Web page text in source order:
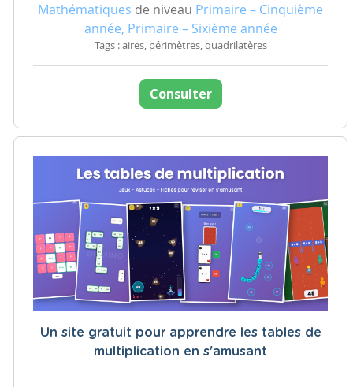
Mathématiques de niveau Primaire – Cinquième
année, Primaire – Sixième année
Tags : aires, périmètres, quadrilatères
Consulter
Un site gratuit pour apprendre les tables de
multiplication en s'amusant